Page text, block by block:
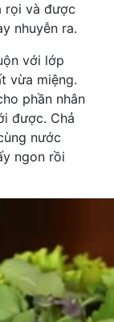
rọi và được
nhuyễn ra.
với lớp
vừa miệng.
phần nhân
được. Chả
nước
ngon rồi